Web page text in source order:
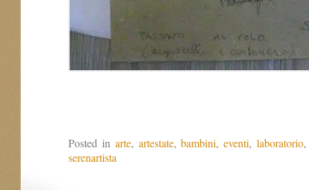
Posted in arte, artestate,bambini,eventi,laboratorio
serenartista